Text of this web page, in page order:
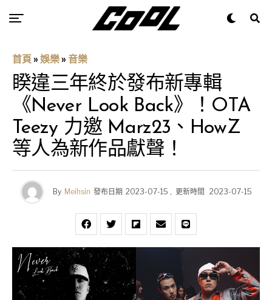
首頁 » 娛樂 » 音樂
睽違三年終於發布新專輯
《Never Look Back》！OTA
Teezy 力邀 Marz23、HowZ
等人為新作品獻聲！
By Meihsin 發布日期 2023-07-15 , 更新時間 2023-07-15